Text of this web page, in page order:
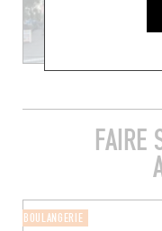
FAIRE
BOULANGERIE